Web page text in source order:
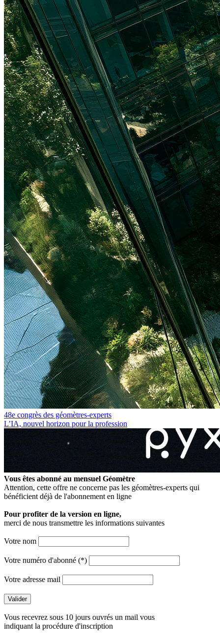
48e congrès des géomètres-experts
L’IA, nouvel horizon pour la profession
Vous êtes abonné au mensuel Géomètre
Attention, cette offre ne concerne pas les géomètres-experts qui
bénéficient déjà de l'abonnement en ligne
Pour profiter de la version en ligne,
merci de nous transmettre les informations suivantes
Votre nom
Votre numéro d'abonné (*)
Votre adresse mail
Vous recevrez sous 10 jours ouvrés un mail vous
indiquant la procédure d'inscription